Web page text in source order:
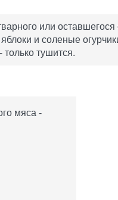
или
и соленые
только тушится.
мяса -